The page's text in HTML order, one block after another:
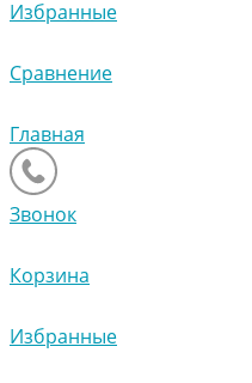
Избранные
Сравнение
Главная
Звонок
Корзина
Избранные